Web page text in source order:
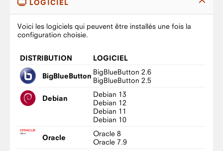
LOGICIEL
Voici les logiciels qui peuvent être installés une fois la
configuration choisie.
DISTRIBUTION LOGICIEL
BigBlueButton BigBlueButton 2.6
BigBlueButton 2.5
Debian
Debian 13
Debian 12
Debian 11
Debian 10
Oracle
Oracle 8
Oracle 7.9